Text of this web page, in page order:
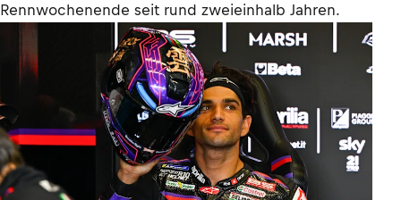
Rennwochenende seit rund zweieinhalb Jahren.